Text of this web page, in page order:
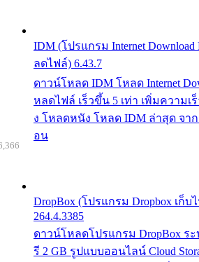
IDM (โปรแกรม Internet
ลดไฟล์) 6.43.7
ดาวน์โหลด IDM โหลด Internet
หลดไฟล์ เร็วขึ้น 5 เท่า เพิ่มความเ
ง โหลดหนัง โหลด IDM ล่าสุด จาก
อน
DropBox (โปรแกรม Dropbox เก็
264.4.3385
ดาวน์โหลดโปรแกรม DropBox ร
รี 2 GB รูปแบบออนไลน์ Cloud